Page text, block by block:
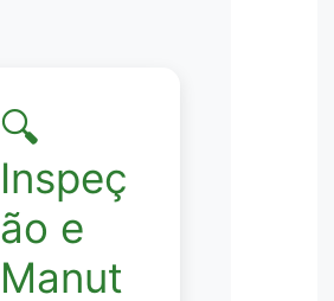
🔍
Inspeç
ão e
Manut